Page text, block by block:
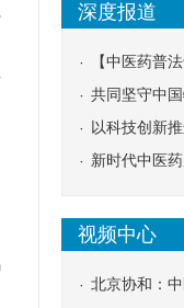
深度报道
【中医药普
应告知煎服
共同坚守中
以科技创新
新时代中医
视频中心
北京协和：